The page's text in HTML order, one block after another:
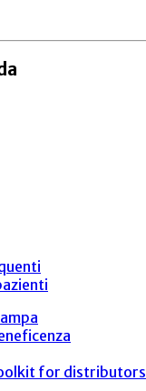
for distributors